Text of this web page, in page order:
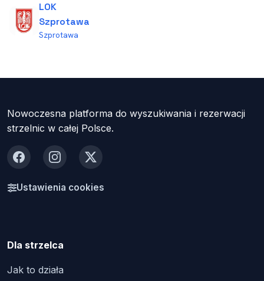
LOK
Szprotawa
Szprotawa
Nowoczesna platforma do wyszukiwania i rezerwacji
strzelnic w całej Polsce.
FacebookInstagram
X
Ustawienia cookies
Dla strzelca
Jak to działa